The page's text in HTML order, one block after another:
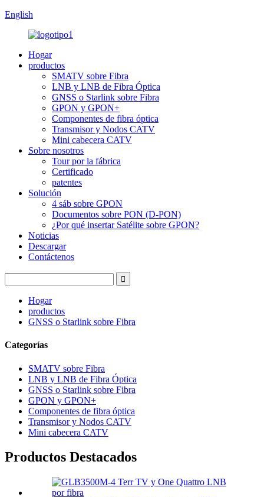
English
Hogar
productos
SMATV sobre Fibra
LNB y LNB de Fibra Óptica
GNSS o Starlink sobre Fibra
GPON y GPON+
Componentes de fibra óptica
Transmisor y Nodos CATV
Mini cabecera CATV
Sobre nosotros
Tour por la fábrica
Certificado
patentes
Solución
4 sáb sobre GPON
Documentos sobre PON (D-PON)
¿Por qué insertar Satélite sobre GPON?
Noticias
Descargar
Contáctenos
Hogar
productos
GNSS o Starlink sobre Fibra
Categorías
SMATV sobre Fibra
LNB y LNB de Fibra Óptica
GNSS o Starlink sobre Fibra
GPON y GPON+
Componentes de fibra óptica
Transmisor y Nodos CATV
Mini cabecera CATV
Productos Destacados